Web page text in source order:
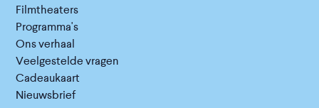
Filmtheaters
Programma's
Ons verhaal
Veelgestelde vragen
Cadeaukaart
Nieuwsbrief